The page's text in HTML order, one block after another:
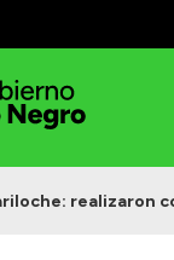
realizaron